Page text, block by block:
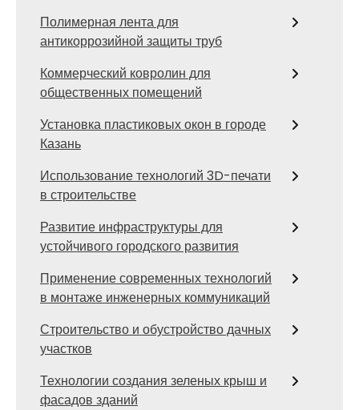
Полимерная лента для
антикоррозийной защиты труб
Коммерческий ковролин для
общественных помещений
Установка пластиковых окон в городе
Казань
Использование технологий 3D-печати
в строительстве
Развитие инфраструктуры для
устойчивого городского развития
Применение современных технологий
в монтаже инженерных коммуникаций
Строительство и обустройство дачных
участков
Технологии создания зеленых крыш и
фасадов зданий